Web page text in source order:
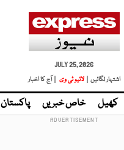
JULY 25, 2026
اشتہار لگائیں |
لائیو ٹی وی | آج کا اخبار
کھیل خاص خبریں پاکستان